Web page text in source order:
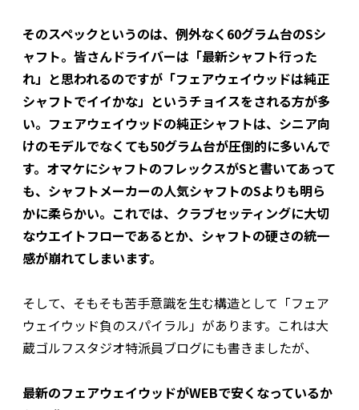
そのスペックというのは、例外なく60グラム台のSシ
ャフト。皆さんドライバーは「最新シャフト行った
れ」と思われるのですが「フェアウェイウッドは純正
シャフトでイイかな」というチョイスをされる方が多
い。フェアウェイウッドの純正シャフトは、シニア向
けのモデルでなくても50グラム台が圧倒的に多いんで
す。オマケにシャフトのフレックスがSと書いてあって
も、シャフトメーカーの人気シャフトのSよりも明ら
かに柔らかい。これでは、クラブセッティングに大切
なウエイトフローであるとか、シャフトの硬さの統一
感が崩れてしまいます。
そして、そもそも苦手意識を生む構造として「フェア
ウェイウッド負のスパイラル」があります。これは大
蔵ゴルフスタジオ特派員ブログにも書きましたが、
最新のフェアウェイウッドがWEBで安くなっているか